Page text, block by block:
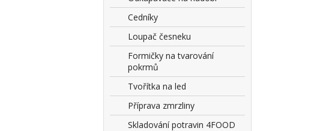
Cedníky
Loupač česneku
Formičky na tvarování
pokrmů
Tvořítka na led
Příprava zmrzliny
Skladování potravin 4FOOD